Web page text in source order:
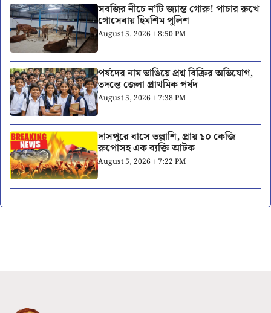
সবজির নীচে ন’টি জ্যান্ত গোরু! পাচার রুখে
গোসেবায় হিমশিম পুলিশ
August 5, 2026 । 8:50 PM
পর্ষদের নাম ভাঙিয়ে প্রশ্ন বিক্রির অভিযোগ,
তদন্তে জেলা প্রাথমিক পর্ষদ
August 5, 2026 । 7:38 PM
দাসপুরে বাসে তল্লাশি, প্রায় ১০ কেজি
রুপোসহ এক ব্যক্তি আটক
August 5, 2026 । 7:22 PM